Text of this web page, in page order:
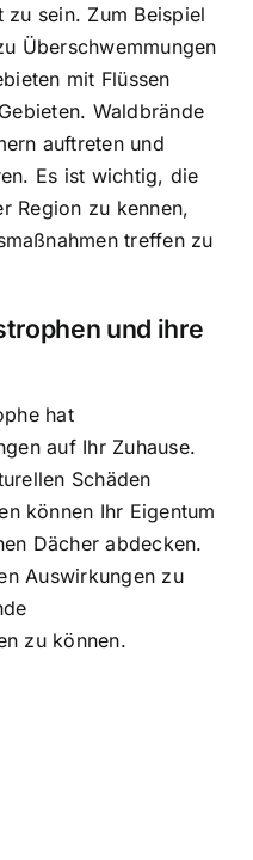
zu sein. Zum Beispiel
Überschwemmungen
mit Flüssen
Waldbrände
auftreten und
Es ist wichtig, die
Region zu kennen,
treffenzu
und ihre
hat
auf Ihr Zuhause.
Schäden
können Ihr Eigentum
Dächer abdecken.
Auswirkungen zu
zu können.